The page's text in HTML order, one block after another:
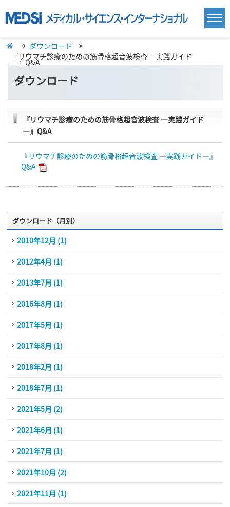
ダウンロード
ダウンロード
『リウマチ診療のための筋骨格超音波検査 ―実践ガイド
―』Q&A
『リウマチ診療のための筋骨格超音波検査 ―実践ガイド
―』Q&A
『リウマチ診療のための筋骨格超音波検査 ―実践ガイド―』
Q&A
ダウンロード（月別）
2010年12月 (1)
2012年4月 (1)
2013年7月 (1)
2016年8月 (1)
2017年5月 (1)
2017年8月 (1)
2018年2月 (1)
2018年7月 (1)
2021年5月 (2)
2021年6月 (1)
2021年7月 (1)
2021年10月 (2)
2021年11月 (1)